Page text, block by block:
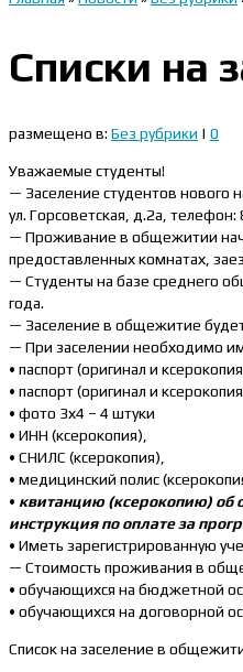
Списки на
размещено в: Без рубрики | 0
Уважаемые студенты!
— Заселение студентов нового
ул. Горсоветская, д.2а,
— Проживание в общежитии
предоставленных комнатах,
— Студенты на базе среднего
года.
— Заселение в общежитие будет
— При заселении необходимо
• паспорт (оригинал и
• паспорт (оригинал и
• фото 3х4 – 4 штуки
• ИНН (ксерокопия),
• СНИЛС (ксерокопия),
• медицинский полис
• квитанцию (ксерокопию) об
инструкция по оплате за
• Иметь зарегистрированную
— Стоимость проживания в
• обучающихся на бюджетной
• обучающихся на договорной
Список на заселение в